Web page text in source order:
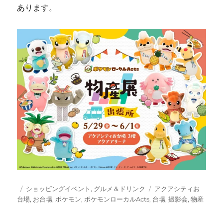
あります。
投
稿
カ
テ
ショッピングイベント, グルメ＆ドリンク
タ
グ
アクアシティお
台場, お台場,ポケモン,ポケモンローカルActs, 台場,撮影会,物産